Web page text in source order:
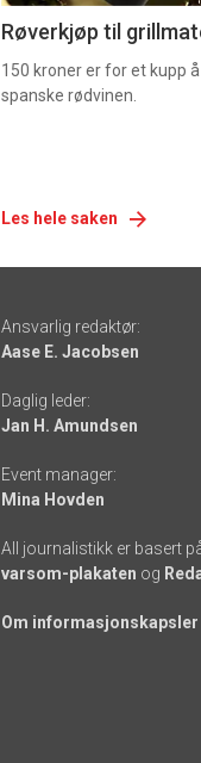
Røverkjøp til
150 kroner er for et kupp
spanske rødvinen.
Les hele saken
-
links
Ansvarlig redaktør:
Aase E. Jacobsen
Daglig leder:
Jan H. Amundsen
Event manager:
Mina Hovden
All journalistikk er basert
varsom-plakaten og
Om informasjonskapsler